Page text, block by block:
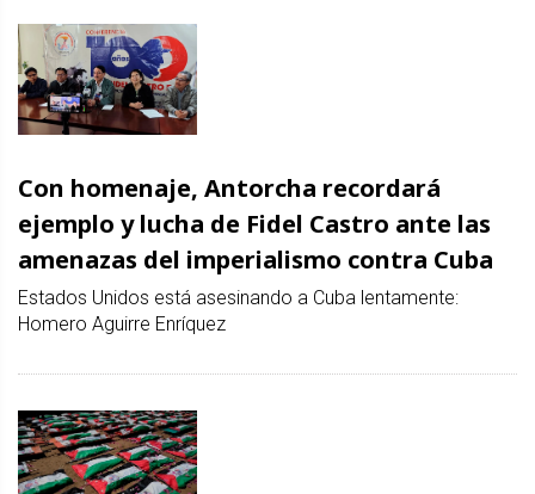
Con homenaje, Antorcha recordará
ejemplo y lucha de Fidel Castro ante las
amenazas del imperialismo contra Cuba
Estados Unidos está asesinando a Cuba lentamente:
Homero Aguirre Enríquez